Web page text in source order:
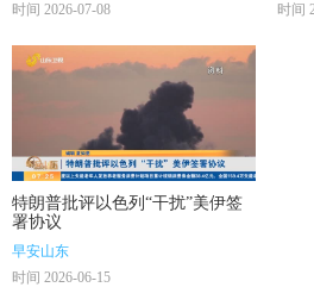
时间 2026-07-08
时间
特朗普批评以色列“干扰”美伊签
署协议
早安山东
时间 2026-06-15